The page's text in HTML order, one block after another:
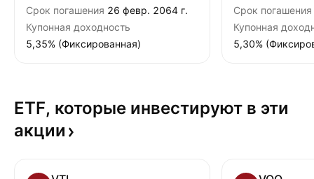
Срок погашения 26 февр. 2064 г.
Купонная доходность
5,35% (Фиксированная)
Срок погашения
Купонная
5,30%
ETF, которые инвестируют в эти
акции